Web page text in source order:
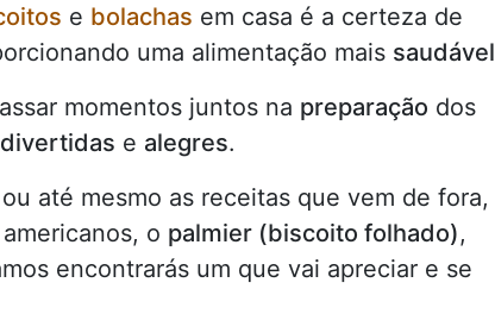
e bolachas em casa é a certeza de
uma alimentação mais saudável
momentos juntos na preparação dos
divertidas e alegres.
até mesmo as receitas que vem de fora,
americanos, o palmier (biscoito folhado),
encontrarás um que vai apreciar e se